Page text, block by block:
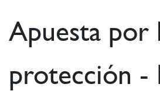
Apuesta por
protección -